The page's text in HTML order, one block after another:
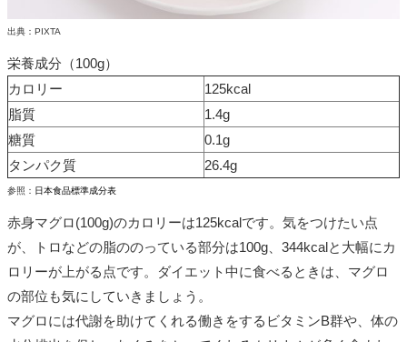
出典：PIXTA
栄養成分（100g）
カロリー
125kcal
脂質
1.4g
糖質
0.1g
タンパク質
26.4g
参照： 日本食品標準成分表
赤身マグロ(100g)のカロリーは125kcalです。気をつけたい点
が、トロなどの脂ののっている部分は100g、344kcalと大幅にカ
ロリーが上がる点です。ダイエット中に食べるときは、マグロ
の部位も気にしていきましょう。
マグロには代謝を助けてくれる働きをするビタミンB群や、体の